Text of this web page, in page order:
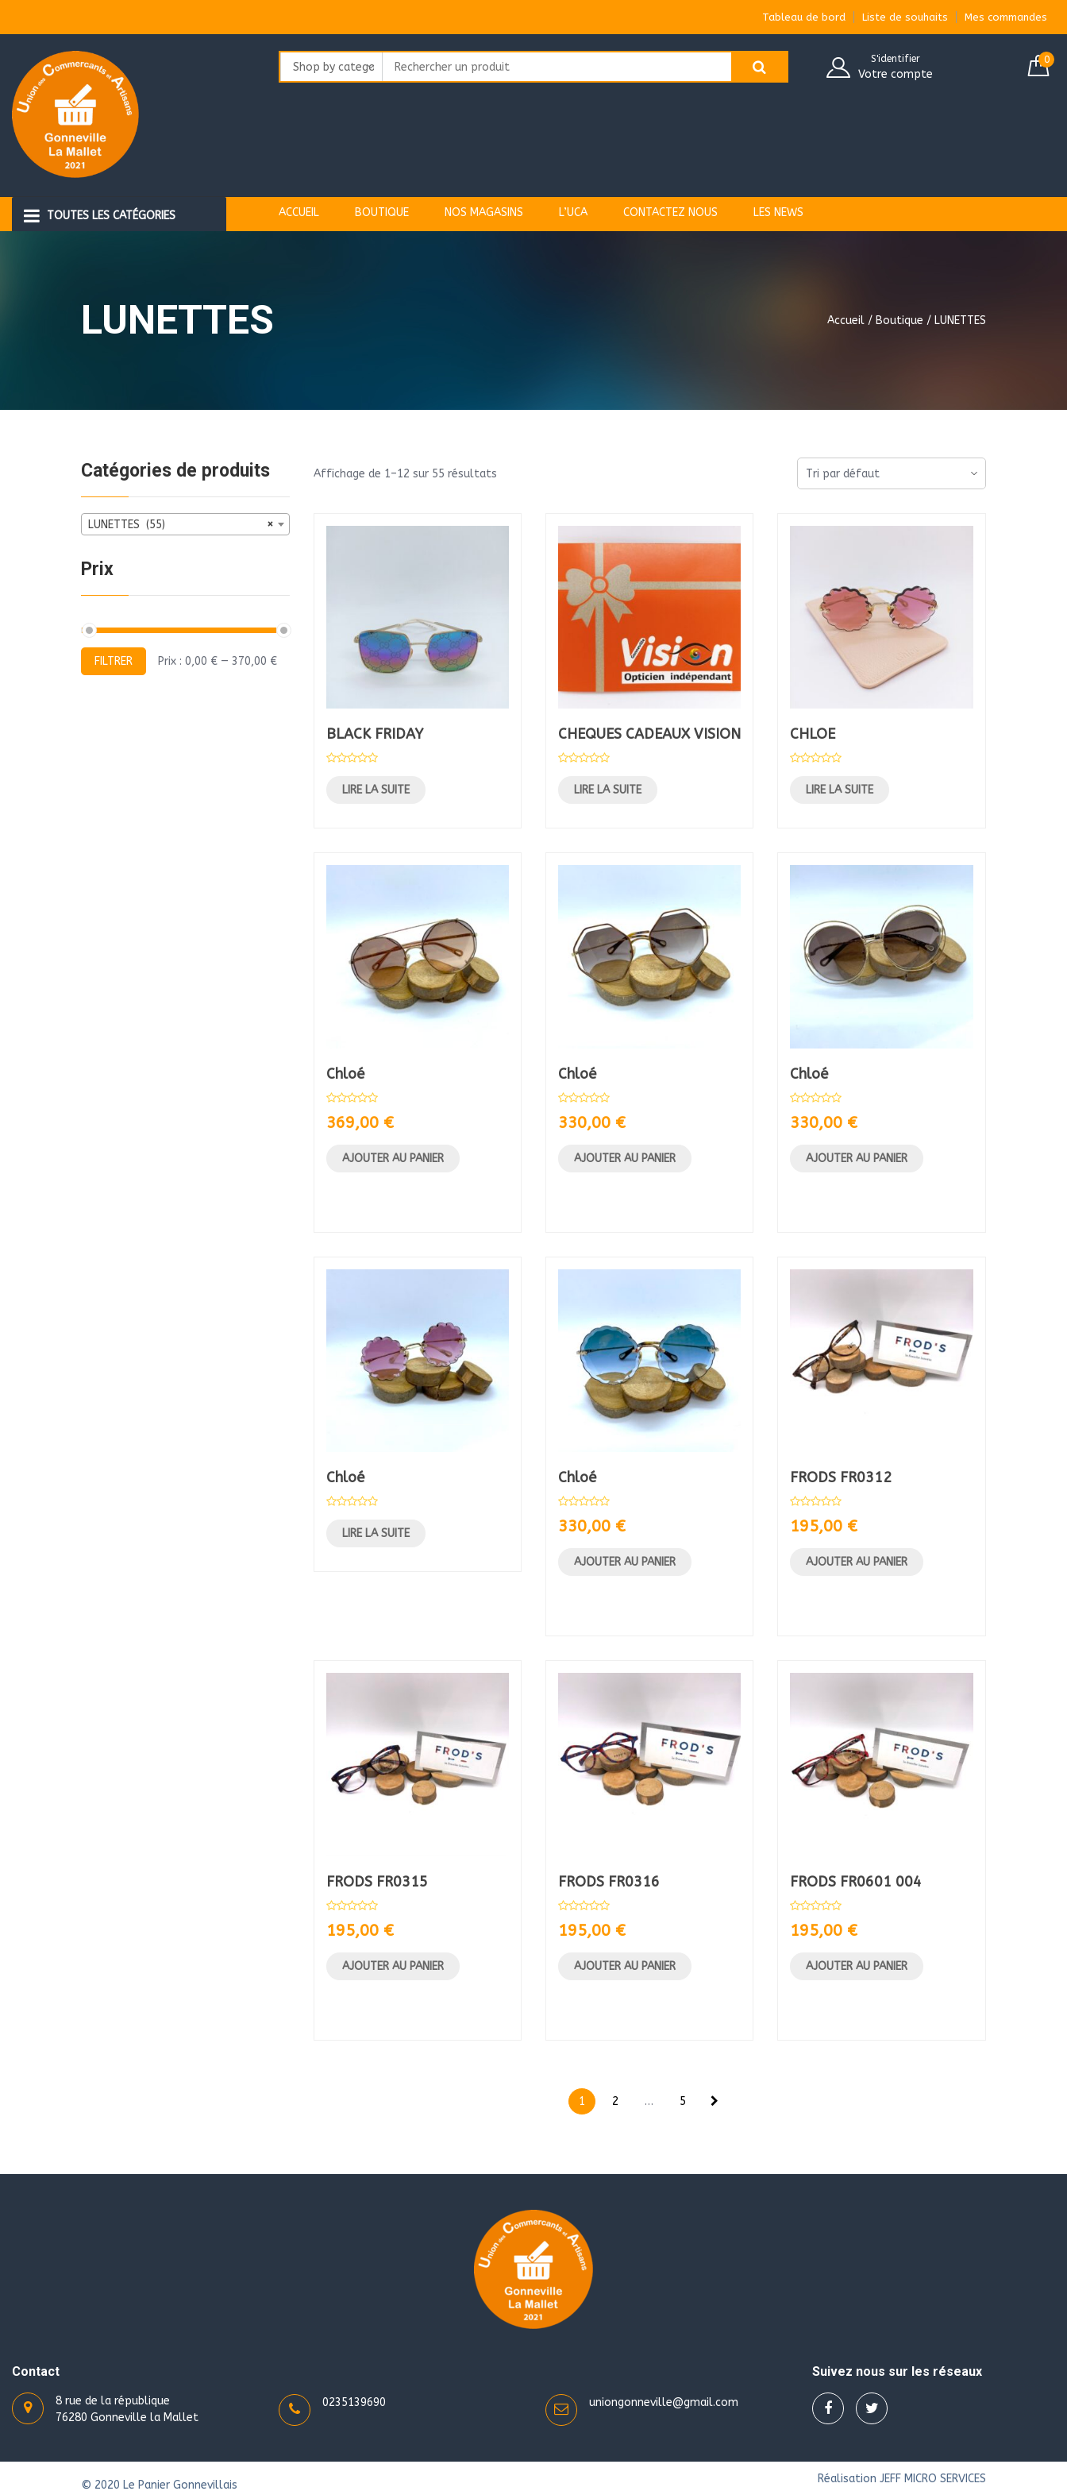
Tableau de bord Liste de souhaits Mes commandes
Search
S'identifier
Votre compte
0
TOUTES LES CATÉGORIES
ALIMENTATION ANIMALE
BON CADEAU
BOULANGERIE / PATISSERIE
ACCUEIL BOUTIQUE NOS MAGASINS L’UCA CONTACTEZ NOUS LES NEWS
LUNETTES Accueil/ Boutique / LUNETTES
Affichage de 1–12 sur 55 résultats
BLACK FRIDAY
LIRE LA SUITE
CHEQUES CADEAUX VISION
LIRE LA SUITE
CHLOE
LIRE LA SUITE
Chloé
369,00 €
AJOUTER AU PANIER
Chloé
330,00 €
AJOUTER AU PANIER
Chloé
330,00 €
AJOUTER AU PANIER
Chloé
LIRE LA SUITE
Chloé
330,00 €
AJOUTER AU PANIER
FRODS FR0312
195,00 €
AJOUTER AU PANIER
FRODS FR0315
195,00 €
AJOUTER AU PANIER
FRODS FR0316
195,00 €
AJOUTER AU PANIER
FRODS FR0601 004
195,00 €
AJOUTER AU PANIER
1 2 … 5
Catégories de produits
×
LUNETTES (55)
Prix
Prix
min
Prix
max
FILTRER Prix : 0,00 € — 370,00 €
Contact
8 rue de la république
76280 Gonneville la Mallet
0235139690 uniongonneville@gmail.com
Suivez nous sur les réseaux
© 2020 Le Panier Gonnevillais Réalisation JEFF MICRO SERVICES